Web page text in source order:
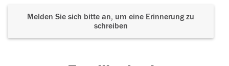
Melden Sie sich bitte an, um eine Erinnerung zu
schreiben